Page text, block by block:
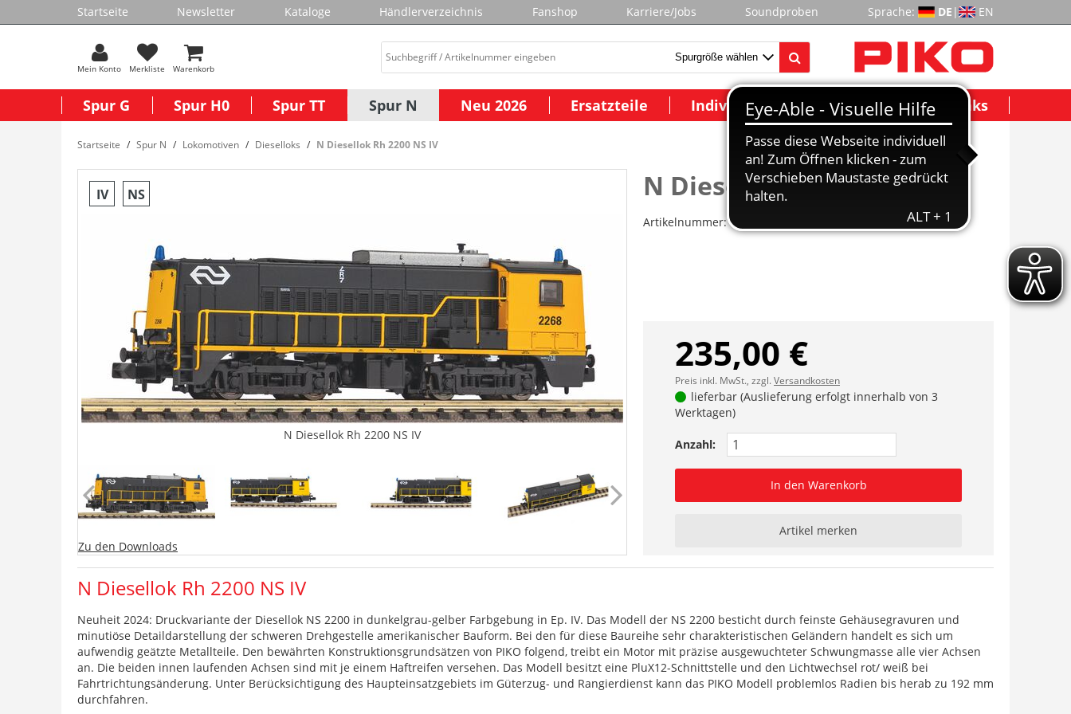
Startseite Newsletter Kataloge Händlerverzeichnis Fanshop Karriere/Jobs Soundproben Sprache: DE | EN
Mein Konto Merkliste Warenkorb
Spur G Spur H0 Spur TT Spur N Neu 2026 Ersatzteile Individuelle Modelle Wichtige Links
Startseite Spur N Lokomotiven Dieselloks N Diesellok Rh 2200 NS IV
IV NS
N Diesellok Rh 2200 NS IV
Zu den Downloads
N Diesellok Rh 2200 NS IV
Artikelnummer:40448
235,00 €
Preis inkl. MwSt., zzgl.Versandkosten
lieferbar (Auslieferung erfolgt innerhalb von 3
Werktagen)
Anzahl:
In den Warenkorb
Artikel merken
N Diesellok Rh 2200 NS IV
Neuheit 2024: Druckvariante der Diesellok NS 2200 in dunkelgrau-gelber Farbgebung in Ep. IV. Das Modell der NS 2200 besticht durch feinste Gehäusegravuren und
minutiöse Detaildarstellung der schweren Drehgestelle amerikanischer Bauform. Bei den für diese Baureihe sehr charakteristischen Geländern handelt es sich um
aufwendig geätzte Metallteile. Den bewährten Konstruktionsgrundsätzen von PIKO folgend, treibt ein Motor mit präzise ausgewuchteter Schwungmasse alle vier Achsen
an. Die beiden innen laufenden Achsen sind mit je einem Haftreifen versehen. Das Modell besitzt eine PluX12-Schnittstelle und den Lichtwechsel rot/ weiß bei
Fahrtrichtungsänderung. Unter Berücksichtigung des Haupteinsatzgebiets im Güterzug- und Rangierdienst kann das PIKO Modell problemlos Radien bis herab zu 192 mm
durchfahren.